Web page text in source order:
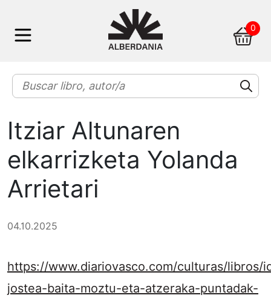
0
Itziar Altunaren
elkarrizketa Yolanda
Arrietari
04.10.2025
https://www.diariovasco.com/culturas/libros/
jostea-baita-moztu-eta-atzeraka-puntadak-